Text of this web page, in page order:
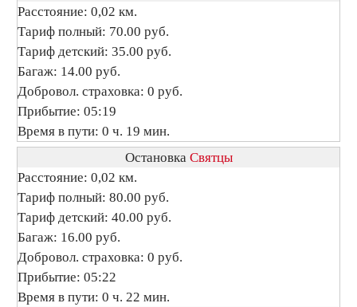
Расстояние: 0,02 км.
Тариф полный: 70.00 руб.
Тариф детский: 35.00 руб.
Багаж: 14.00 руб.
Добровол. страховка: 0 руб.
Прибытие: 05:19
Время в пути: 0 ч. 19 мин.
Остановка Святцы
Расстояние: 0,02 км.
Тариф полный: 80.00 руб.
Тариф детский: 40.00 руб.
Багаж: 16.00 руб.
Добровол. страховка: 0 руб.
Прибытие: 05:22
Время в пути: 0 ч. 22 мин.